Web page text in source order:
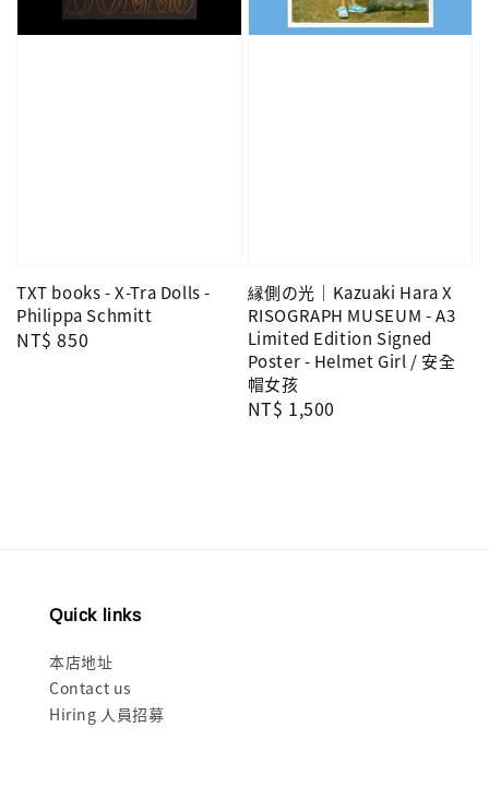
TXT books - X-Tra Dolls -
Philippa Schmitt
Regular
NT$ 850
縁側の光｜Kazuaki Hara X
RISOGRAPH MUSEUM - A3
Limited Edition Signed
Poster - Helmet Girl / 安全
帽女孩
Regular
NT$ 1,500
Quick links
本店地址
Contact us
Hiring 人員招募